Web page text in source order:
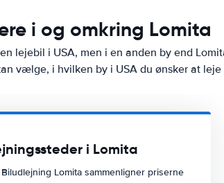
i og omkring Lomita
lejebil i USA, men i en anden by end
vælge, i hvilken by i USA du ønsker at leje
i Lomita
Biludlejning Lomita sammenligner priserne